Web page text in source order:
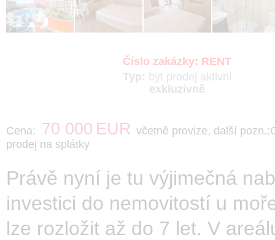
Číslo zakázky: RENT
Typ: byt prodej aktivní
exkluzivně
Cena: 70 000 EUR včetně provize, další
prodej na splátky
Právě nyní je tu výjimečná
investici do nemovitostí u
lze rozložit až do 7 let. V